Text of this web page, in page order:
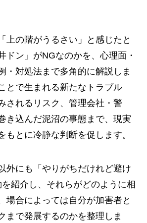
上の階がうるさい」と感じたと
ドン」がNGなのかを、心理面・
・対処法まで多角的に解説しま
とで生まれる新たなトラブル
されるリスク、管理会社・警
き込んだ泥沼の事態まで、現実
もとに冷静な判断を促します。
外にも「やりがちだけれど避け
紹介し、それらがどのように相
場合によっては自分が加害者と
まで発展するのかを整理しま